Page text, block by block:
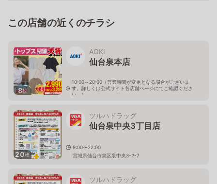
この店舗の近くのチラシ
8枚
AOKI
仙台泉本店
10:00～20:00（営業時間が変更となる場合がございま
す。詳しくは公式サイト各店舗ページにてご確認くださ
い。）
20枚
ツルハドラッグ
仙台泉中央3丁目店
9:00〜22:00
宮城県仙台市泉区泉中央3-2-7
ツルハドラッグ